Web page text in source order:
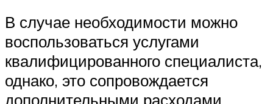
В случае необходимости можно
воспользоваться услугами
квалифицированного специалиста,
однако, это сопровождается
дополнительными расходами,